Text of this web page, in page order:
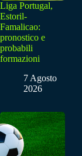
Liga Portugal,
Estoril-
Famalicao:
pronostico e
probabili
formazioni
7 Agosto
2026